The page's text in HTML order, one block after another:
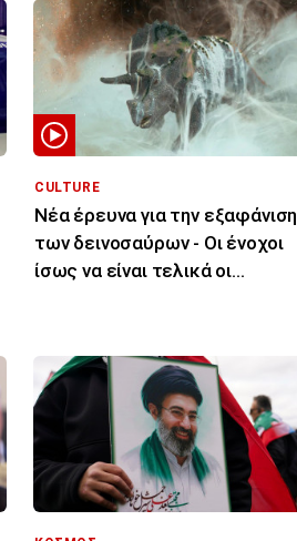
CULTURE
Νέα έρευνα για την εξαφάνιση
των δεινοσαύρων - Οι ένοχοι
ίσως να είναι τελικά οι